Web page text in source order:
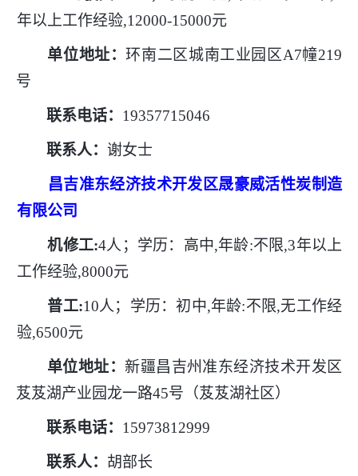
年以上工作经验,12000-15000元
单位地址：环南二区城南工业园区 A7幢219
号
联系电话： 19357715046
联系人： 谢女士
昌吉准东经济技术开发区晟豪威活性炭制造
有限公司
机修工:4人；学历：高中,年龄:不限,3年以上
工作经验,8000元
普工:10人；学历：初中,年龄:不限,无工作经
验,6500元
单位地址：新疆昌吉州准东经济技术开发区
芨芨湖产业园龙一路45号（芨芨湖社区）
联系电话： 15973812999
联系人： 胡部长